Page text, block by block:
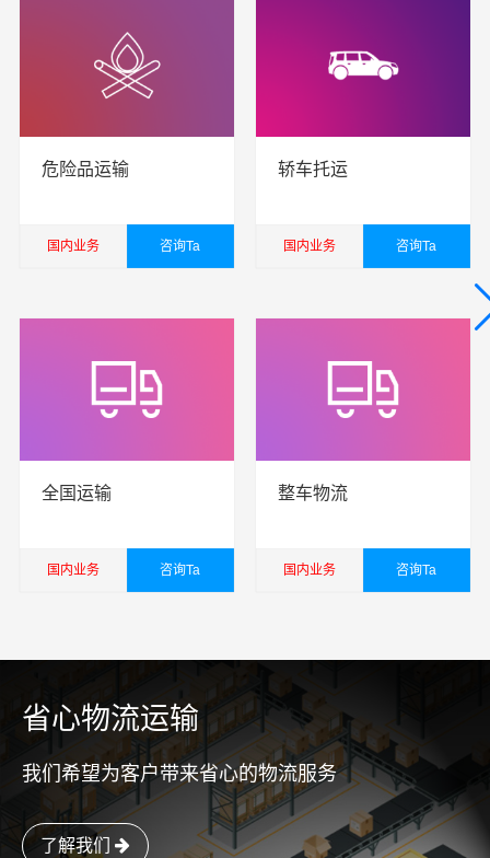
危险品运输
国内业务 咨询Ta
轿车托运
国内业务 咨询Ta
全国运输
国内业务 咨询Ta
整车物流
国内业务 咨询Ta
省心物流运输
我们希望为客户带来省心的物流服务
了解我们